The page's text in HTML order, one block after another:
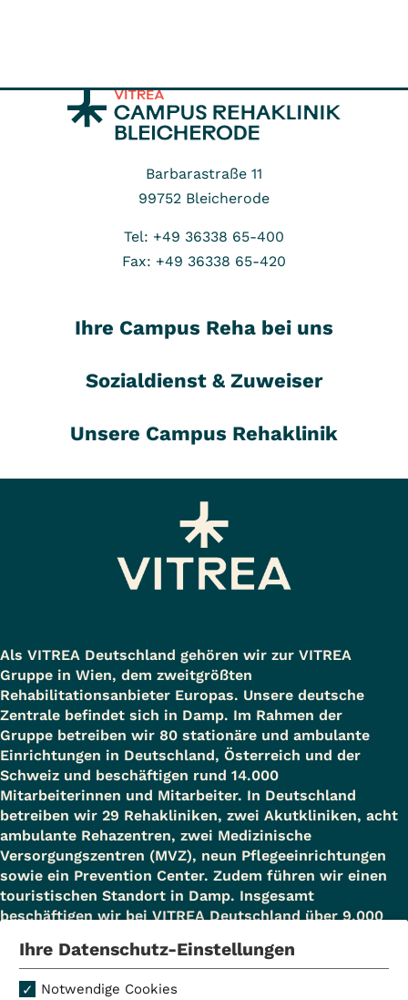
Barbarastraße 11
99752 Bleicherode
Tel: +49 36338 65-400
Fax: +49 36338 65-420
Ihre Campus Reha bei uns
Sozialdienst & Zuweiser
Unsere Campus Rehaklinik
Als VITREA Deutschland gehören wir zur VITREA
Gruppe in Wien, dem zweitgrößten
Rehabilitationsanbieter Europas. Unsere deutsche
Zentrale befindet sich in Damp. Im Rahmen der
Gruppe betreiben wir 80 stationäre und ambulante
Einrichtungen in Deutschland, Österreich und der
Schweiz und beschäftigen rund 14.000
Mitarbeiterinnen und Mitarbeiter. In Deutschland
betreiben wir 29 Rehakliniken, zwei Akutkliniken, acht
ambulante Rehazentren, zwei Medizinische
Versorgungszentren (MVZ), neun Pflegeeinrichtungen
sowie ein Prevention Center. Zudem führen wir einen
touristischen Standort in Damp. Insgesamt
beschäftigen wir bei VITREA Deutschland über 9.000
Ihre Datenschutz-Einstellungen
Notwendige Cookies